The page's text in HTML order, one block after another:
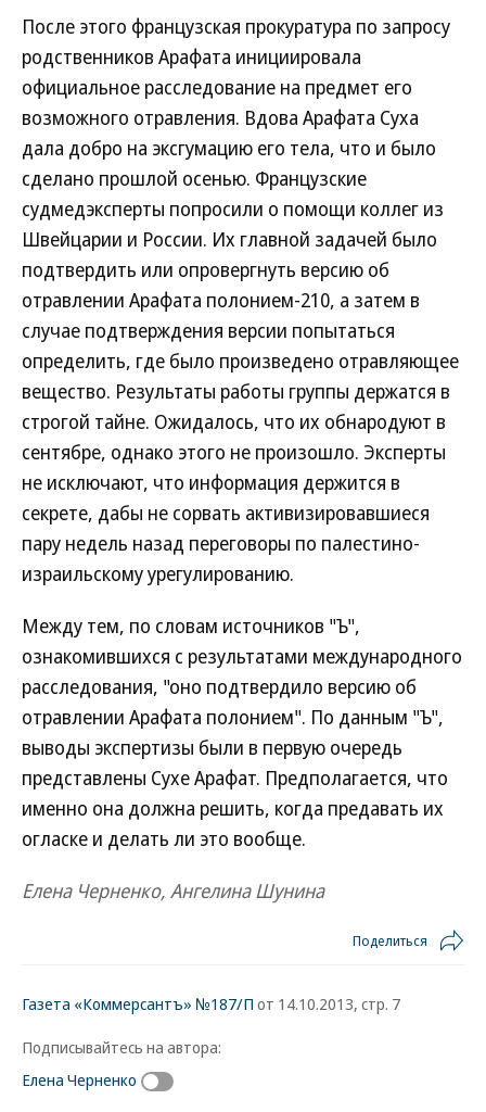
После этого французская прокуратура по запросу
родственников Арафата инициировала
официальное расследование на предмет его
возможного отравления. Вдова Арафата Суха
дала добро на эксгумацию его тела, что и было
сделано прошлой осенью. Французские
судмедэксперты попросили о помощи коллег из
Швейцарии и России. Их главной задачей было
подтвердить или опровергнуть версию об
отравлении Арафата полонием-210, а затем в
случае подтверждения версии попытаться
определить, где было произведено отравляющее
вещество. Результаты работы группы держатся в
строгой тайне. Ожидалось, что их обнародуют в
сентябре, однако этого не произошло. Эксперты
не исключают, что информация держится в
секрете, дабы не сорвать активизировавшиеся
пару недель назад переговоры по палестино-
израильскому урегулированию.
Между тем, по словам источников "Ъ",
ознакомившихся с результатами международного
расследования, "оно подтвердило версию об
отравлении Арафата полонием". По данным "Ъ",
выводы экспертизы были в первую очередь
представлены Сухе Арафат. Предполагается, что
именно она должна решить, когда предавать их
огласке и делать ли это вообще.
Елена Черненко, Ангелина Шунина
Поделиться
Газета «Коммерсантъ» №187/П от 14.10.2013, стр. 7
Подписывайтесь на автора:
Елена Черненко